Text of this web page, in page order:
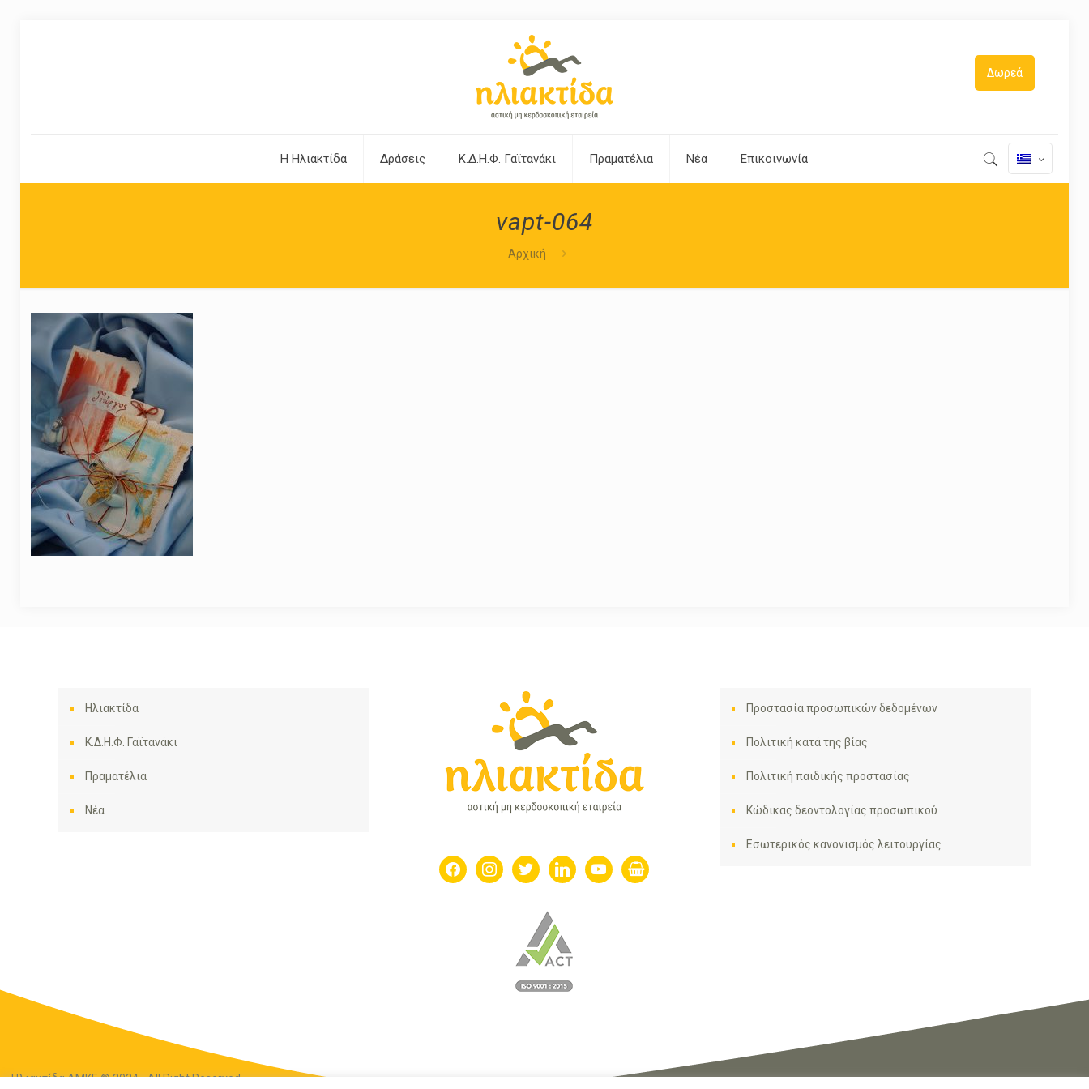
Η Ηλιακτίδα Δράσεις Κ.Δ.Η.Φ. Γαϊτανάκι Πραματέλια Νέα Επικοινωνία
Δωρεά
vapt-064
Αρχική
Ηλιακτίδα
Κ.Δ.Η.Φ. Γαϊτανάκι
Πραματέλια
Νέα
facebookinstagram
twitter linkedinyoutubeshopping-
basket
Προστασία προσωπικών δεδομένων
Πολιτική κατά της βίας
Πολιτική παιδικής προστασίας
Κώδικας δεοντολογίας προσωπικού
Εσωτερικός κανονισμός λειτουργίας
Ηλιακτίδα ΑΜΚΕ © 2024 - All Right Reserved